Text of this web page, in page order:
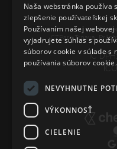
CTPark Trnava,
IČ
Naša webstránka používa
zlepšenie používateľskej
Používaním našej webovej
vyjadrujete súhlas s
súborov cookie v súlade s
používania súborov cookie.
NEVYHNUTNE
VÝKONNOSŤ
CIELENIE